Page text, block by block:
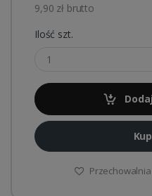
9,90 zł brutto
Ilość szt.
Przechowalnia